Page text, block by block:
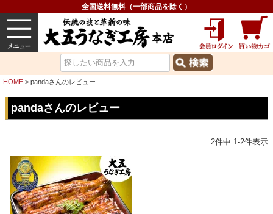
全国送料無料（一部商品を除く）
うなぎ 内祝い グルメ
HOME pandaさんのレビュー
pandaさんのレビュー
2件中 1-2件表示